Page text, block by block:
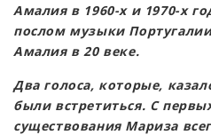
Амалия в 1960-х и 1970-х
послом музыки
Амалия в 20 веке.
Два голоса, которые,
были встретиться. С
существования Мариза